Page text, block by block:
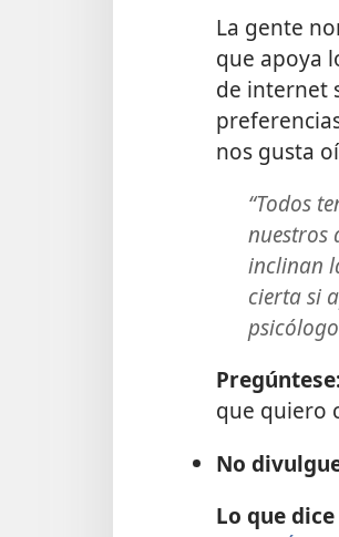
La gente
que apoya
de internet
nos gusta
“Todos
nuestros
inclinan
cierta si
que quiero
No
Lo que